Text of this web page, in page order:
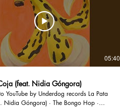
05:40
(feat. Nidia Góngora)
by Underdog records La Pata
Nidia Góngora) · The Bongo Hop ·